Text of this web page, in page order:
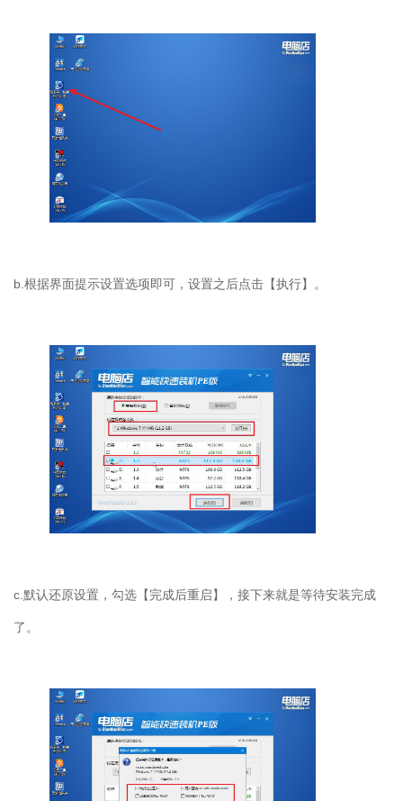
b. 根据界面提示设置选项即可，设置之后点击【执行】。
c. 默认还原设置，勾选【完成后重启】，接下来就是等待安装完成
了。